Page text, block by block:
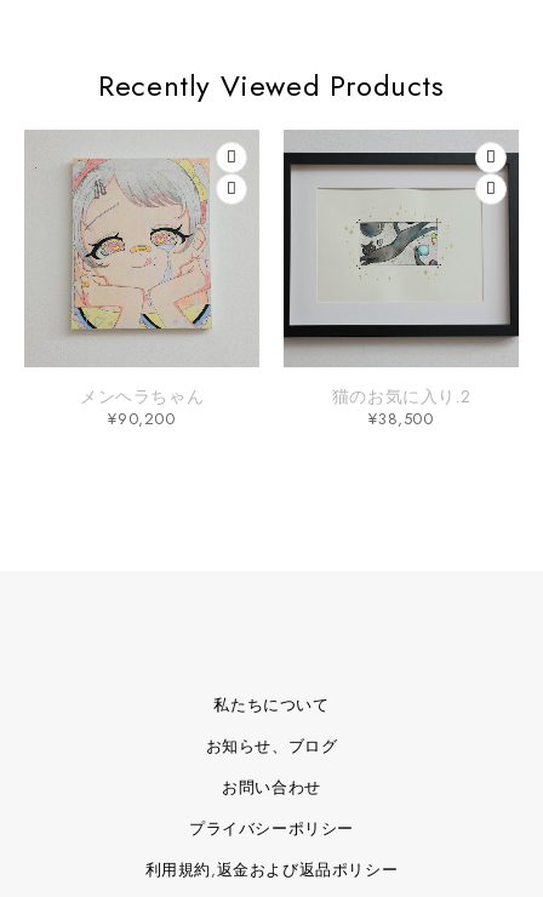
Recently Viewed Products
メンヘラちゃん
¥90,200
猫のお気に入り.2
¥38,500
私たちについて
お知らせ、ブログ
お問い合わせ
プライバシーポリシー
利用規約,返金および返品ポリシー